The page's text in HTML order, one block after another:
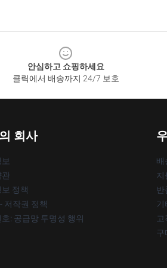
안심하고 쇼핑하세요
클릭에서 배송까지 24/7 보호
회사
관
정책
저작권 정책
호: 공급망 투명성 행위
배
지
반
기
고
구